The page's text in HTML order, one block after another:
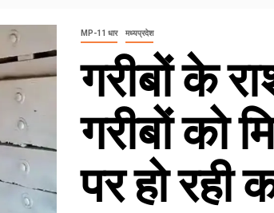
MP-11 धार मध्यप्रदेश
गरीबों के
गरीबों को
पर हो रही